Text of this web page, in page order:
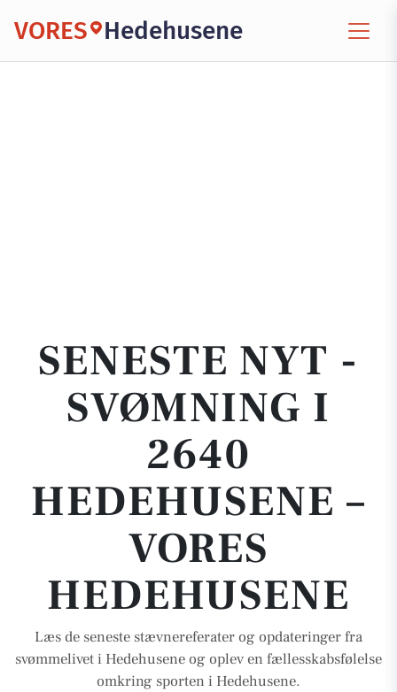
VORES Hedehusene
SENESTE NYT -
SVØMNING I
2640
HEDEHUSENE –
VORES
HEDEHUSENE
Læs de seneste stævnereferater og opdateringer fra
svømmelivet i Hedehusene og oplev en fællesskabsfølelse
omkring sporten i Hedehusene.